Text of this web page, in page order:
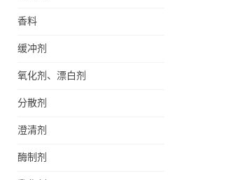
香料
缓冲剂
氧化剂、漂白剂
分散剂
澄清剂
酶制剂